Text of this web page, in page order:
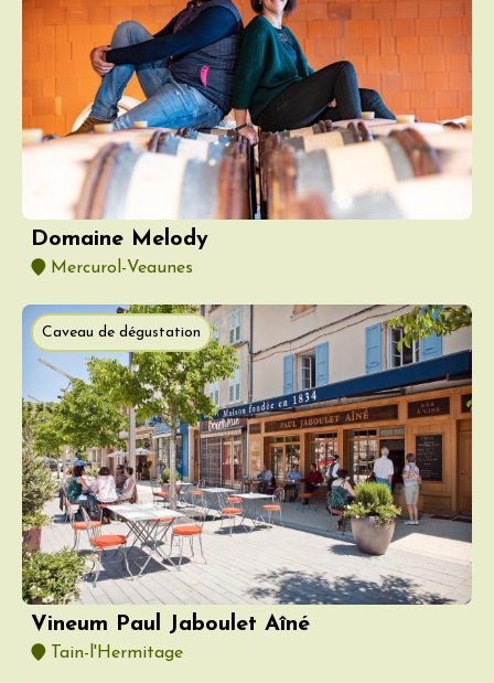
Domaine Melody
Mercurol-Veaunes
Caveau de dégustation
Vineum Paul Jaboulet Aîné
Tain-l'Hermitage